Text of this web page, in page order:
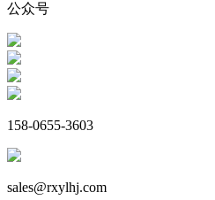
公众号
158-0655-3603
sales@rxylhj.com